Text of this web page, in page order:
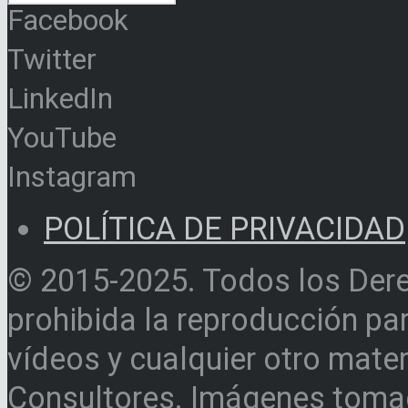
Facebook
Twitter
LinkedIn
YouTube
Instagram
POLÍTICA DE PRIVACIDAD
© 2015-2025. Todos los
prohibida la reproducción
vídeos y cualquier otro
Consultores. Imágenes